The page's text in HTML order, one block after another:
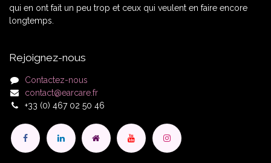
qui en ont fait un peu trop et ceux qui veulent en faire encore
longtemps.
Rejoignez-nous
Contactez-nous
contact@earcare.fr
+33 (0) 467 02 50 46